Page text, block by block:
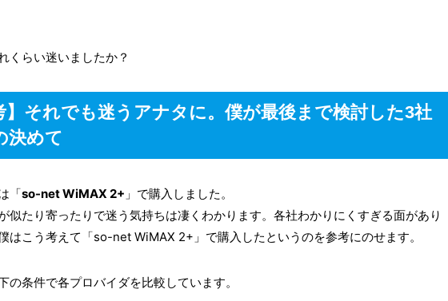
くらい迷いましたか？
】それでも迷うアナタに。僕が最後まで検討した3社
決めて
「so-net WiMAX 2+ 」で購入しました。
似たり寄ったりで迷う気持ちは凄くわかります。各社わかりにくすぎる面があり
はこう考えて「so-net WiMAX 2+」で購入したというのを参考にのせます。
の条件で各プロバイダを比較しています。